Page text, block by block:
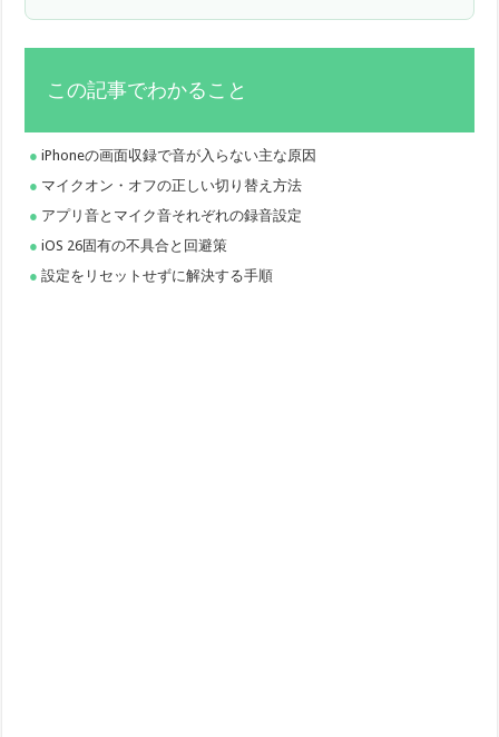
この記事でわかること
iPhoneの画面収録で音が入らない主な原因
マイクオン・オフの正しい切り替え方法
アプリ音とマイク音それぞれの録音設定
iOS 26固有の不具合と回避策
設定をリセットせずに解決する手順